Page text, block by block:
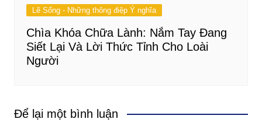
Lẽ Sống - Những thông điệp Ý nghĩa
Chìa Khóa Chữa Lành: Nắm Tay Đang
Siết Lại Và Lời Thức Tỉnh Cho Loài
Người
Để lại một bình luận